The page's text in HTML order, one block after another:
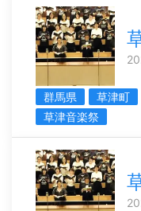
群馬県 草津町
草津音楽祭